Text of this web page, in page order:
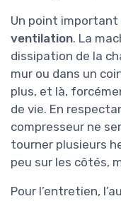
Un point important
ventilation. La
dissipation de la
mur ou dans un
plus, et là,
de vie. En
compresseur ne
tourner plusieurs
peu sur les côtés,
Pour l’entretien,